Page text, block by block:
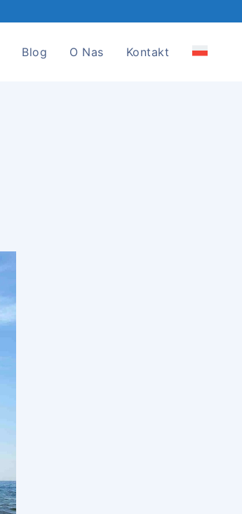
Blog O Nas Kontakt